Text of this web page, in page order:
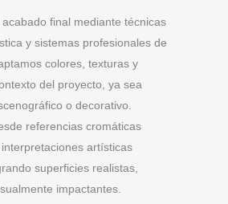
final mediante técnicas
y sistemas profesionales de
colores, texturas y
del proyecto, ya sea
o decorativo.
referencias cromáticas
artísticas
superficies realistas,
impactantes.